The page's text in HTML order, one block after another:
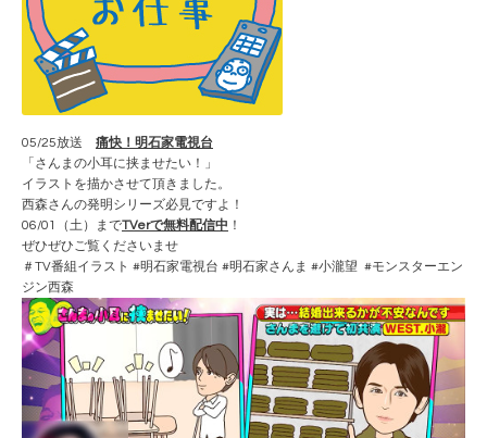
05/25放送 痛快！明石家電視台
「さんまの小耳に挟ませたい！」
イラストを描かさせて頂きました。
西森さんの発明シリーズ必見ですよ！
06/01（土）までTVerで無料配信中 ！
ぜひぜひご覧くださいませ
＃TV番組イラスト #明石家電視台 #明石家さんま #小瀧望 #モンスターエン
ジン西森